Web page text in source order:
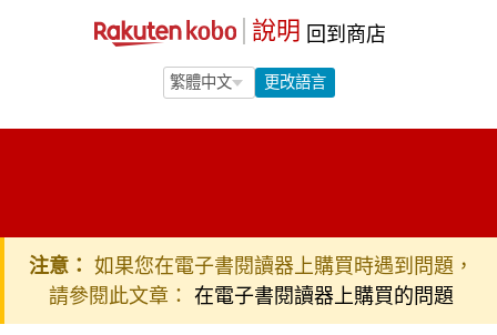
說明 回到商店
Language Selection
Language Selection
更改語言
注意： 如果您在電子書閱讀器上購買時遇到問題，
請參閱此文章： 在電子書閱讀器上購買的問題